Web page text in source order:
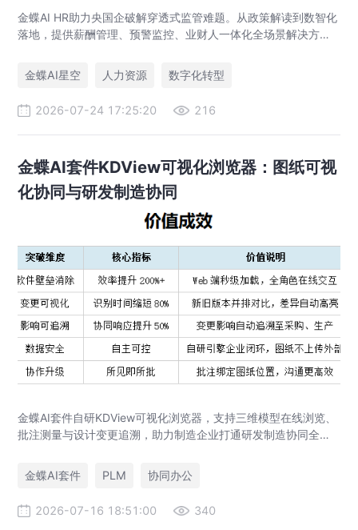
金蝶AI HR助力央国企破解穿透式监管难题。从政策解读到数智化
落地，提供薪酬管理、预警监控、业财人一体化全场景解决方
金蝶AI星空
人力资源 数字化转型
2026-07-24 17:25:20 216
金蝶AI套件KDView可视化浏览器：图纸可视
化协同与研发制造协同
金蝶AI套件自研KDView可视化浏览器，支持三维模型在线浏览、
批注测量与设计变更追溯，助力制造企业打通研发制造协同全链
金蝶AI套件
PLM 协同办公
2026-07-16 18:51:00 340